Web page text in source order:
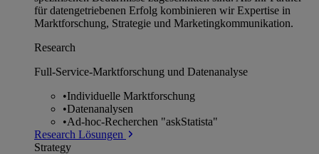
für datengetriebenen Erfolg kombinieren wir Expertise in
Marktforschung, Strategie und Marketingkommunikation.
Research
Full-Service-Marktforschung und Datenanalyse
•Individuelle Marktforschung
•Datenanalysen
•Ad-hoc-Recherchen "askStatista"
Research Lösungen
Strategy